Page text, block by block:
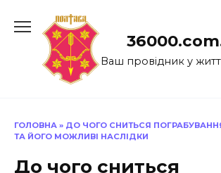
до
Ваш провідник у
ГОЛОВНА » ДО ЧОГО СНИТЬСЯ
ТА ЙОГО МОЖЛИВІ НАСЛІДКИ
До чого сниться